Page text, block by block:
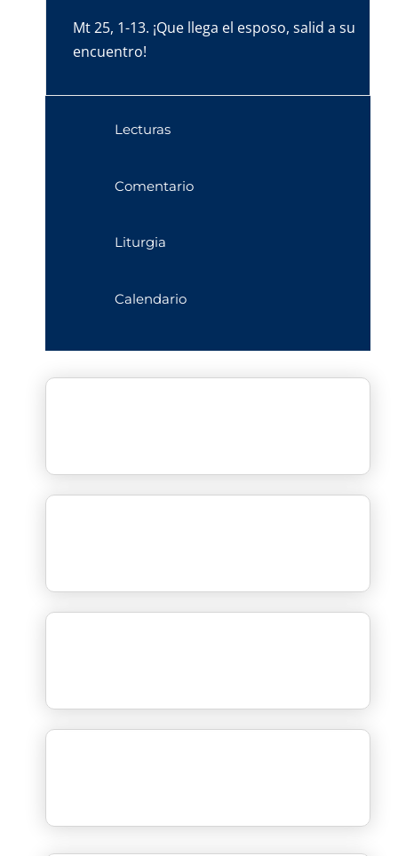
Mt 25, 1-13. ¡Que llega el esposo, salid a su
encuentro!
Lecturas
Comentario
Liturgia
Calendario